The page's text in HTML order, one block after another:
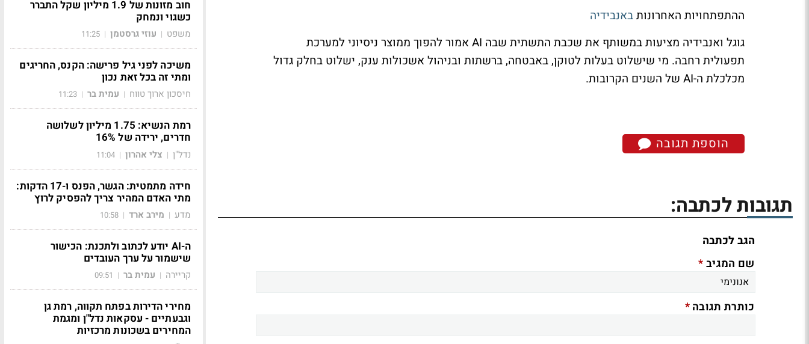
ההתפתחויות האחרונותבאנבידיה
גוגל ואנבידיה מציעות במשותף את שכבת התשתית שבה AI אמור להפוך ממוצר ניסיוני למערכת
תפעולית רחבה. מי שישלוט בעלות לטוקן, באבטחה, ברשתות ובניהול אשכולות ענק, ישלוט בחלק גדול
מכלכלת ה-AI של השנים הקרובות.
הוספת תגובה
תגובות לכתבה:
הגב לכתבה
שם המגיב*
כותרת תגובה*
חוב מזונות של 1.9 מיליון שקל התברר
כשגוי ונמחק
משפט | עוזי גרסטמן |
11:25
משיכה לפני גיל פרישה: הקנס, החריגים
ומתי זה בכל זאת נכון
חיסכון ארוך טווח | עמית בר |
11:23
רמת הנשיא: 1.75 מיליון לשלושה
חדרים, ירידה של 16%
נדל"ן | צלי אהרון |
11:04
חידה מתמטית: הגשר, הפנס ו-17 הדקות:
מתי האדם המהיר צריך להפסיק לרוץ
מדע | מירב ארד |
10:58
ה-AI יודע לכתוב ולתכנת: הכישור
שישמור על ערך העובדים
קריירה | עמית בר |
09:51
מחירי הדירות בפתח תקווה, רמת גן
וגבעתיים - עסקאות נדל"ן ומגמת
המחירים בשכונות מרכזיות